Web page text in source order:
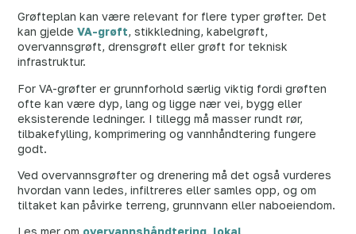
Grøfteplan kan være relevant for flere typer grøfter. Det
kan gjeldeVA-grøft, stikkledning, kabelgrøft,
overvannsgrøft, drensgrøft eller grøft for teknisk
infrastruktur.
For VA-grøfter er grunnforhold særlig viktig fordi grøften
ofte kan være dyp, lang og ligge nær vei, bygg eller
eksisterende ledninger. I tillegg må masser rundt rør,
tilbakefylling, komprimering og vannhåndtering fungere
godt.
Ved overvannsgrøfter og drenering må det også vurderes
hvordan vann ledes, infiltreres eller samles opp, og om
tiltaket kan påvirke terreng, grunnvann eller naboeiendom.